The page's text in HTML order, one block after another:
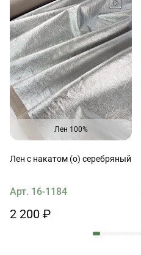
Лен 100%
Лен с накатом (о) серебряный
Арт. 16-1184
2 200 ₽